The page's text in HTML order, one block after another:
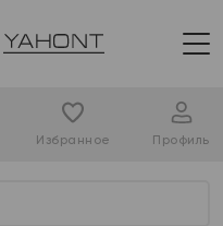
Избранное Профиль